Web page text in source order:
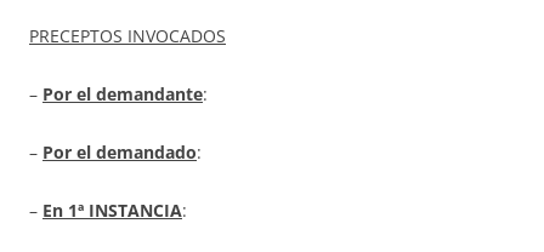
PRECEPTOS INVOCADOS
– Por el demandante:
– Por el demandado:
– En 1ª INSTANCIA: